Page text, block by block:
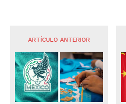
ARTÍCULO ANTERIOR